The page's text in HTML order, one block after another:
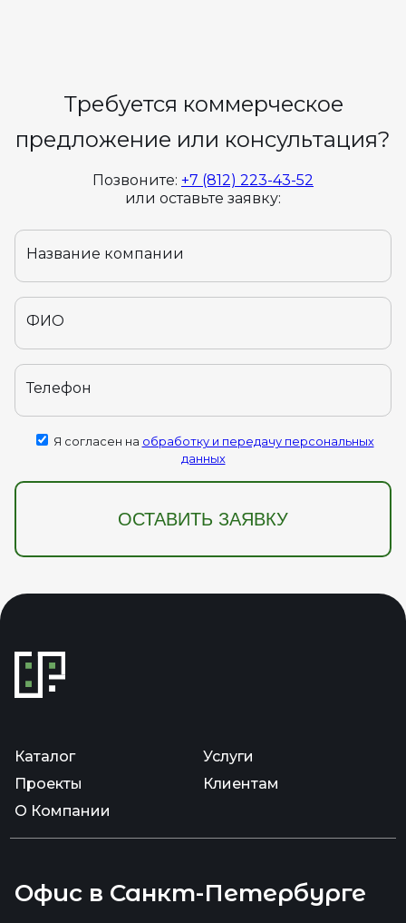
Требуется коммерческое
предложение или консультация?
Позвоните: +7 (812) 223-43-52
или оставьте заявку:
Название компании
ФИО
Телефон
Я согласен на обработку и передачу персональных
данных
ОСТАВИТЬ ЗАЯВКУ
Каталог
Услуги
Проекты
Клиентам
О Компании
Офис в Санкт-Петербурге